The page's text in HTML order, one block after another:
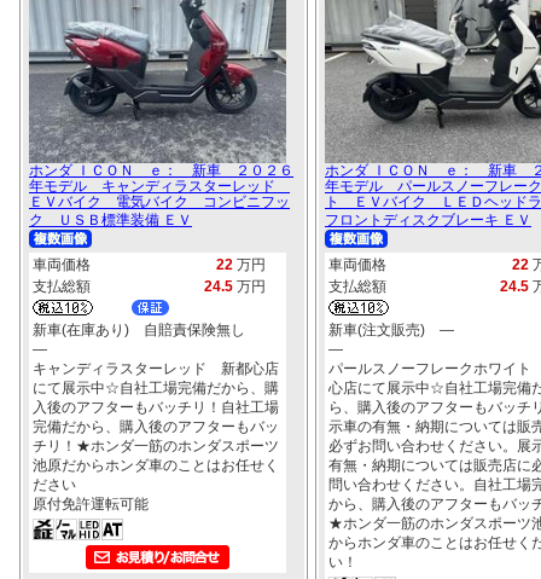
ホンダ ＩＣＯＮ ｅ： 新車 ２０２６
年モデル キャンディラスターレッド
ＥＶバイク 電気バイク コンビニフッ
ク ＵＳＢ標準装備 ＥＶ
車両価格 22 万円
支払総額
24.5 万円
新車(在庫あり) 自賠責保険無し
―
キャンディラスターレッド 新都心店
にて展示中☆自社工場完備だから、購
入後のアフターもバッチリ！自社工場
完備だから、購入後のアフターもバッ
チリ！★ホンダ一筋のホンダスポーツ
池原だからホンダ車のことはお任せく
ださい
原付免許運転可能
ホンダ ＩＣＯＮ ｅ： 新車
年モデル パールスノーフレー
ト ＥＶバイク ＬＥＤヘッド
フロントディスクブレーキ ＥＶ
車両価格 22
支払総額
24.5
新車(注文販売) ―
―
パールスノーフレークホワイ
心店にて展示中☆自社工場完備
ら、購入後のアフターもバッチ
示車の有無・納期については販
必ずお問い合わせください。展
有無・納期については販売店に
問い合わせください。自社工場
から、購入後のアフターもバッ
★ホンダ一筋のホンダスポーツ
からホンダ車のことはお任せく
い！